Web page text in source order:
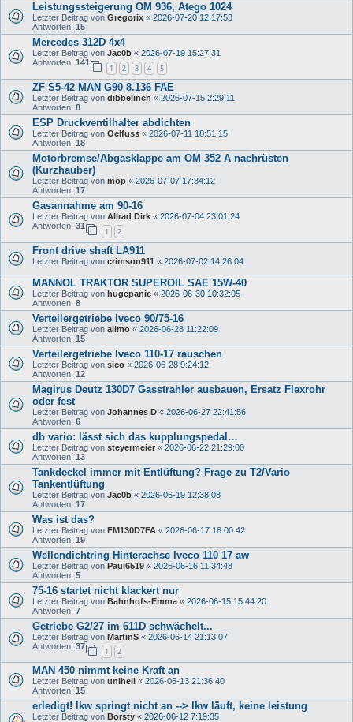
Leistungssteigerung OM 936, Atego 1024
Letzter Beitrag von Gregorix « 2026-07-20 12:17:53
Antworten: 15
Mercedes 312D 4x4
Letzter Beitrag von Jac0b « 2026-07-19 15:27:31
Antworten: 141
1 2 3 4 5
ZF S5-42 MAN G90 8.136 FAE
Letzter Beitrag von dibbelinch « 2026-07-15 2:29:11
Antworten: 8
ESP Druckventilhalter abdichten
Letzter Beitrag von Oelfuss « 2026-07-11 18:51:15
Antworten: 18
Motorbremse/Abgasklappe am OM 352 A nachrüsten
(Kurzhauber)
Letzter Beitrag von möp « 2026-07-07 17:34:12
Antworten: 17
Gasannahme am 90-16
Letzter Beitrag von Allrad Dirk « 2026-07-04 23:01:24
Antworten: 31
1 2
Front drive shaft LA911
Letzter Beitrag von crimson911 « 2026-07-02 14:26:04
MANNOL TRAKTOR SUPEROIL SAE 15W-40
Letzter Beitrag von hugepanic « 2026-06-30 10:32:05
Antworten: 8
Verteilergetriebe Iveco 90/75-16
Letzter Beitrag von allmo « 2026-06-28 11:22:09
Antworten: 15
Verteilergetriebe Iveco 110-17 rauschen
Letzter Beitrag von sico « 2026-06-28 9:24:12
Antworten: 12
Magirus Deutz 130D7 Gasstrahler ausbauen, Ersatz Flexrohr
oder fest
Letzter Beitrag von Johannes D « 2026-06-27 22:41:56
Antworten: 6
db vario: lässt sich das kupplungspedal…
Letzter Beitrag von steyermeier « 2026-06-22 21:29:00
Antworten: 13
Tankdeckel immer mit Entlüftung? Frage zu T2/Vario
Tankentlüftung
Letzter Beitrag von Jac0b « 2026-06-19 12:38:08
Antworten: 17
Was ist das?
Letzter Beitrag von FM130D7FA « 2026-06-17 18:00:42
Antworten: 19
Wellendichtring Hinterachse Iveco 110 17 aw
Letzter Beitrag von Paul6519 « 2026-06-16 11:34:48
Antworten: 5
75-16 startet nicht klackert nur
Letzter Beitrag von Bahnhofs-Emma « 2026-06-15 15:44:20
Antworten: 7
Getriebe G2/27 im 611D schwächelt...
Letzter Beitrag von MartinS « 2026-06-14 21:13:07
Antworten: 37
1 2
MAN 450 nimmt keine Kraft an
Letzter Beitrag von unihell « 2026-06-13 21:36:40
Antworten: 15
erledigt! lkw springt nicht an --> lkw läuft, keine leistung
Letzter Beitrag von Borsty « 2026-06-12 7:19:35